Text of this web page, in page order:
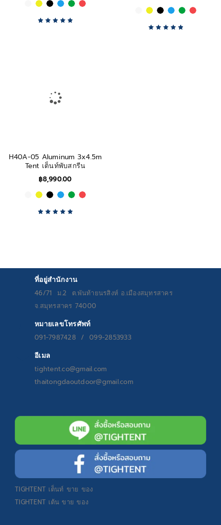
H40A-05 Aluminum 3x4.5m
Tent เต็นท์พับสกรีน
฿8,990.00
ที่อยู่สำนักงาน
46/71 ม.2 ต.พันท้ายนรสิงห์ อ.เมืองสมุทรสาคร
จ.สมุทรสาคร 74000
หมายเลขโทรศัพท์
091-7987428 / 099-2853933
อีเมล
tightent.co@gmail.com
thaitongdaoutdoor@gmail.com
TIGHTENT เต็นท์ ขาย ของ
TIGHTENT เต้น ขาย ของ